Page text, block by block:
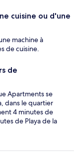
cuisine ou d'une
machine à
de cuisine.
de
Apartments se
dans le quartier
4 minutes de
de Playa de la